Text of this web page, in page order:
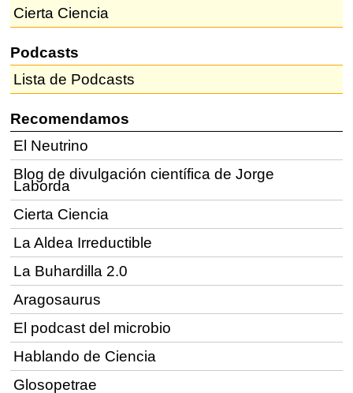
Cierta Ciencia
Podcasts
Lista de Podcasts
Recomendamos
El Neutrino
Blog de divulgación científica de Jorge
Laborda
Cierta Ciencia
La Aldea Irreductible
La Buhardilla 2.0
Aragosaurus
El podcast del microbio
Hablando de Ciencia
Glosopetrae